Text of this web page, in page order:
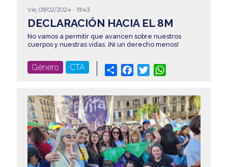
Vie, 09/02/2024 - 19:43
DECLARACIÓN HACIA EL 8M
No vamos a permitir que avancen sobre nuestros
cuerpos y nuestras vidas. ¡Ni un derecho menos!
Género CTA Share Facebook
Twitter